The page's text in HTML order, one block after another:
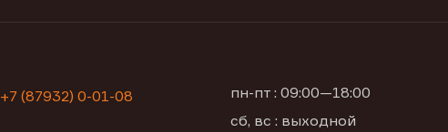
+7 (87932) 0-01-08
пн-пт : 09:00—18:00
сб, вс : выходной